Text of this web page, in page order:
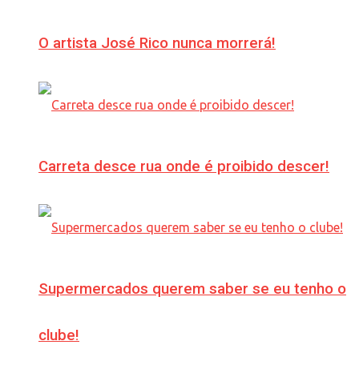
O artista José Rico nunca morrerá!
Carreta desce rua onde é proibido descer!
Supermercados querem saber se eu tenho o
clube!